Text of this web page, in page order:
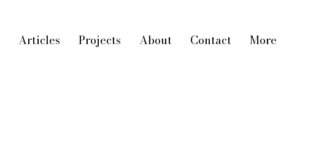
Articles Projects About Contact More